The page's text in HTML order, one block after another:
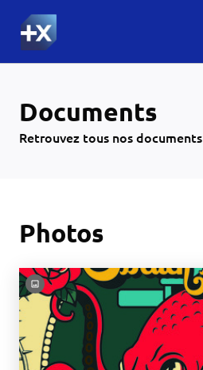
Documents
Retrouvez tous nos documents
Photos